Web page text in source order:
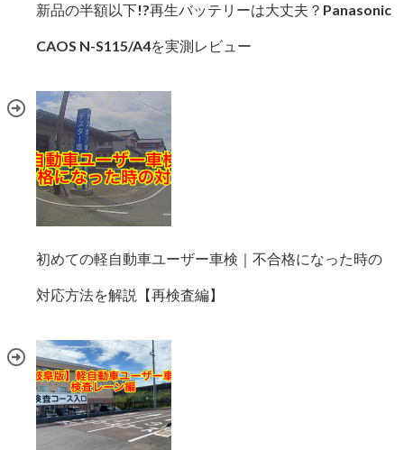
新品の半額以下!?再生バッテリーは大丈夫？Panasonic
CAOS N-S115/A4を実測レビュー
初めての軽自動車ユーザー車検｜不合格になった時の
対応方法を解説【再検査編】